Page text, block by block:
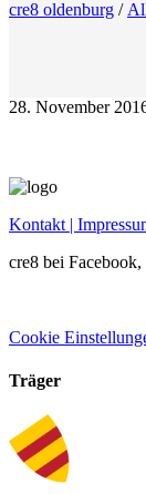
cre8 oldenburg /
28. November
Kontakt |
cre8 bei
Cookie
Träger